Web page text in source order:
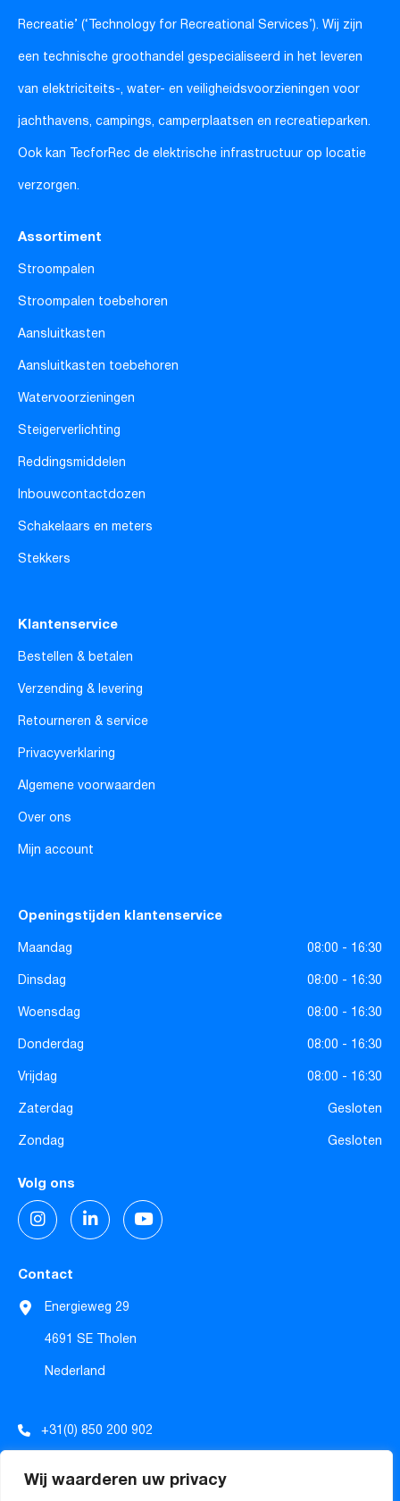
Wij waarderen uw privacy
Recreatie’ (‘Technology for Recreational Services’). Wij zijn
een technische groothandel gespecialiseerd in het leveren
van elektriciteits-, water- en veiligheidsvoorzieningen voor
jachthavens, campings, camperplaatsen en recreatieparken.
Ook kan TecforRec de elektrische infrastructuur op locatie
verzorgen.
Assortiment
Stroompalen
Stroompalen toebehoren
Aansluitkasten
Aansluitkasten toebehoren
Watervoorzieningen
Steigerverlichting
Reddingsmiddelen
Inbouwcontactdozen
Schakelaars en meters
Stekkers
Klantenservice
Bestellen & betalen
Verzending & levering
Retourneren & service
Privacyverklaring
Algemene voorwaarden
Over ons
Mijn account
Openingstijden klantenservice
Maandag
08:00 - 16:30
Dinsdag
08:00 - 16:30
Woensdag
08:00 - 16:30
Donderdag
08:00 - 16:30
Vrijdag
08:00 - 16:30
Zaterdag
Gesloten
Zondag
Gesloten
Volg ons
Contact
Energieweg 29
4691 SE Tholen
Nederland
+31(0) 850 200 902